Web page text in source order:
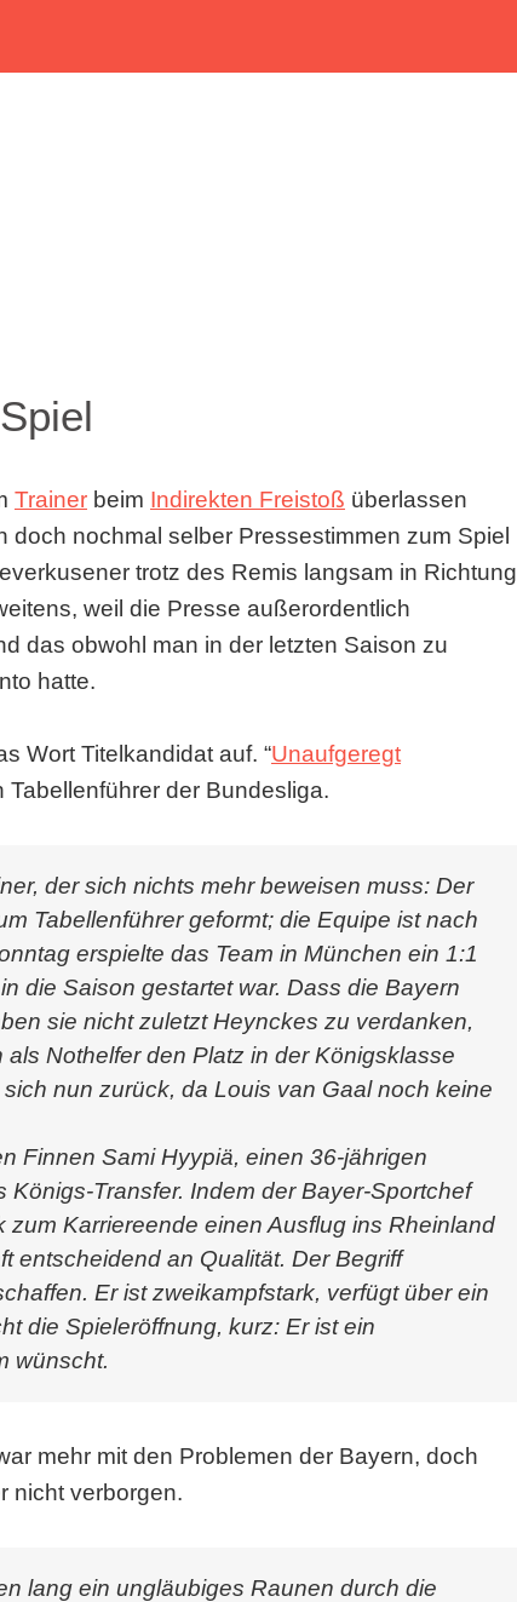
Trainer beim Indirekten Freistoß überlassen
nochmal selber Pressestimmen zum Spiel
trotz des Remis langsam in Richtung
weil die Presse außerordentlich
das obwohl man in der letzten Saison zu
hatte.
Wort Titelkandidat auf. “Unaufgeregt
Tabellenführer der Bundesliga.
der sich nichts mehr beweisen muss: Der
Tabellenführer geformt; die Equipe ist nach
erspielte das Team in München ein 1:1
die Saison gestartet war. Dass die Bayern
sie nicht zuletzt Heynckes zu verdanken,
Nothelfer den Platz in der Königsklasse
nun zurück, da Louis van Gaal noch keine
Finnen Sami Hyypiä, einen 36-jährigen
Transfer. Indem der Bayer-Sportchef
Karriereende einen Ausflug ins Rheinland
entscheidend an Qualität. Der Begriff
Er ist zweikampfstark, verfügt über ein
die Spieleröffnung, kurz: Er ist ein
wünscht.
mehr mit den Problemen der Bayern, doch
nicht verborgen.
lang ein ungläubiges Raunen durch die